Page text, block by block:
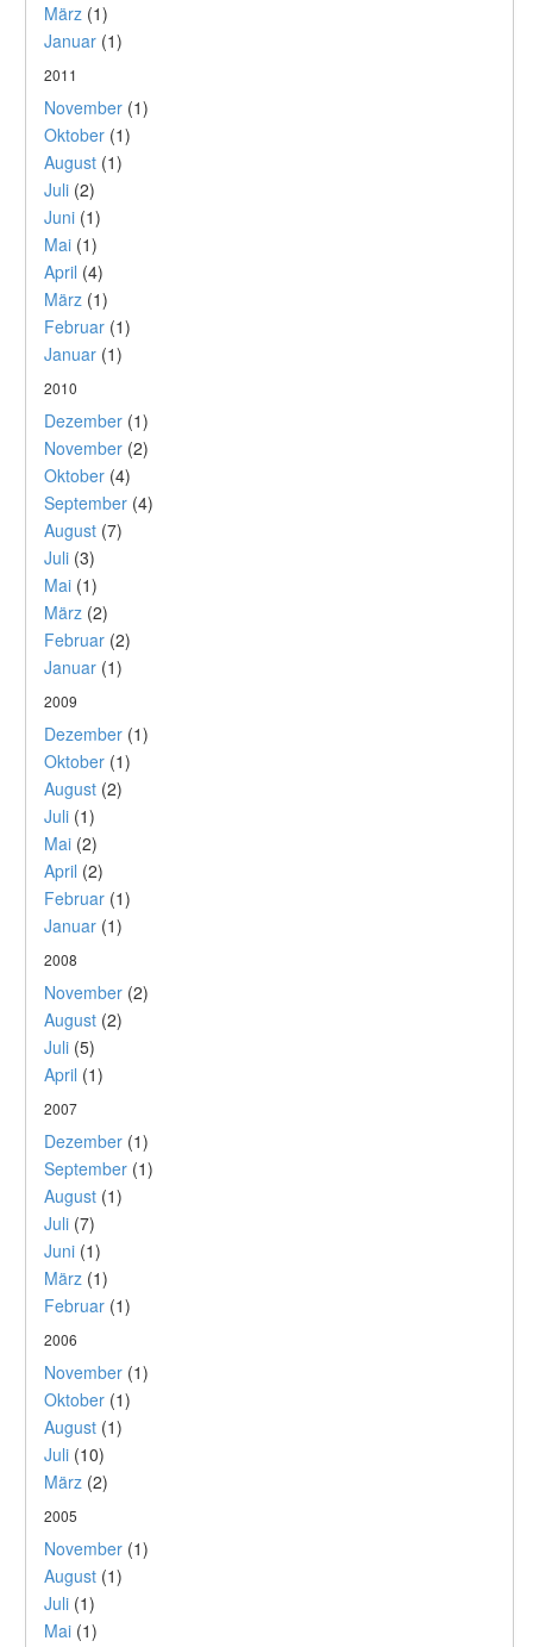
März (1)
Januar (1)
2011
November (1)
Oktober (1)
August (1)
Juli (2)
Juni (1)
Mai (1)
April (4)
März (1)
Februar (1)
Januar (1)
2010
Dezember (1)
November (2)
Oktober (4)
September (4)
August (7)
Juli (3)
Mai (1)
März (2)
Februar (2)
Januar (1)
2009
Dezember (1)
Oktober (1)
August (2)
Juli (1)
Mai (2)
April (2)
Februar (1)
Januar (1)
2008
November (2)
August (2)
Juli (5)
April (1)
2007
Dezember (1)
September (1)
August (1)
Juli (7)
Juni (1)
März (1)
Februar (1)
2006
November (1)
Oktober (1)
August (1)
Juli (10)
März (2)
2005
November (1)
August (1)
Juli (1)
Mai (1)